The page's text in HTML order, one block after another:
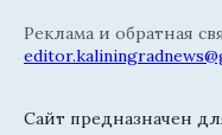
Реклама и обратная
Сайт предназначен